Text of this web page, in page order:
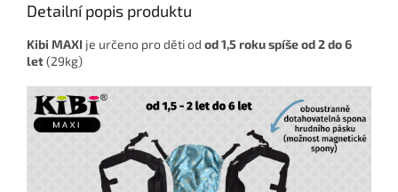
Detailní popis produktu
Kibi MAXI je určeno pro děti od od 1,5 roku spíše od 2 do 6
let(29kg)